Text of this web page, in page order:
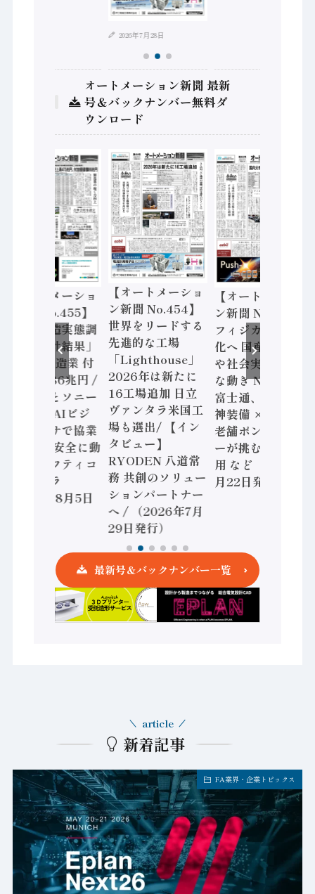
2026年7月28日
オートメーション新聞 最新
号＆バックナンバー無料ダ
ウンロード
【オートメーショ
ン新聞 No.455】
「経済構造実態調
査二次集計結果」
2024年製造業 付
加価値額86兆円 /
三菱電機とソニー
セミコン AIビジ
ョンセンサで協業
/ IDEC、安全に動
かすセーフティコ
ントローラ
（2026年8月5日
【オートメーショ
ン新聞 No.454】
世界をリードする
先進的な工場
「Lighthouse」
2026年は新たに
16工場追加 日立
ヴァンタラ米国工
場も選出/ 【イン
タビュー】
RYODEN 八道常
務 共創のソリュー
ションパートナー
へ / （2026年7月
29日発行）
【オートメーショ
ン新聞 No.453】
フィジカルAI本格
化へ 国産AI開発
や社会実装に活発
な動き Noetra、
富士通、日立 / 兵
神装備 × HMS、
老舗ポンプメーカ
ーが挑むデータ活
用 など（2026年7
月22日発行）
最新号＆バックナンバー一覧
新着記事
article
FA業界・企業トピックス